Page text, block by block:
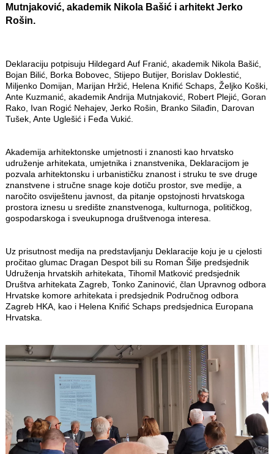
Mutnjaković, akademik Nikola Bašić i arhitekt Jerko
Rošin.
Deklaraciju potpisuju Hildegard Auf Franić, akademik Nikola Bašić,
Bojan Bilić, Borka Bobovec, Stijepo Butijer, Borislav Doklestić,
Miljenko Domijan, Marijan Hržić, Helena Knifić Schaps, Željko Koški,
Ante Kuzmanić, akademik Andrija Mutnjaković, Robert Plejić, Goran
Rako, Ivan Rogić Nehajev, Jerko Rošin, Branko Silađin, Darovan
Tušek, Ante Uglešić i Feđa Vukić.
Akademija arhitektonske umjetnosti i znanosti kao hrvatsko
udruženje arhitekata, umjetnika i znanstvenika, Deklaracijom je
pozvala arhitektonsku i urbanističku znanost i struku te sve druge
znanstvene i stručne snage koje dotiču prostor, sve medije, a
naročito osviještenu javnost, da pitanje opstojnosti hrvatskoga
prostora iznesu u središte znanstvenoga, kulturnoga, političkog,
gospodarskoga i sveukupnoga društvenoga interesa.
Uz prisutnost medija na predstavljanju Deklaracije koju je u cjelosti
pročitao glumac Dragan Despot bili su Roman Šilje predsjednik
Udruženja hrvatskih arhitekata, Tihomil Matković predsjednik
Društva arhitekata Zagreb, Tonko Zaninović, član Upravnog odbora
Hrvatske komore arhitekata i predsjednik Područnog odbora
Zagreb HKA, kao i Helena Knifić Schaps predsjednica Europana
Hrvatska.